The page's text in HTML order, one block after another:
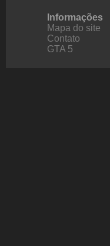
Informações
Mapa do site
Contato
GTA 5